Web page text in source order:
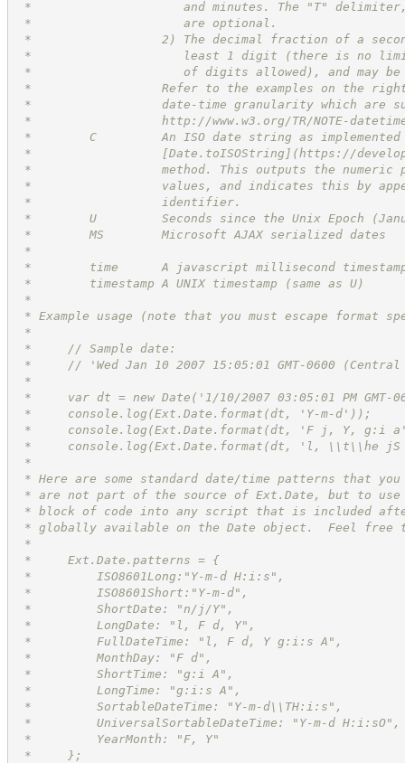
*                     and minutes. The "T"
*                     are optional.
*                  2) The decimal fraction of a
*                     least 1 digit (there is no limit
*                     of digits allowed), and may
*                  Refer to the examples on the
*                  date-time granularity which are
* http://www.w3.org/TR/NOTE-
*        C         An ISO date string as
*                  [Date.toISOString](https://
*                  method. This outputs the numeric
*                  values, and indicates this by
*                  identifier.
*        U         Seconds since the Unix Epoch
*        MS        Microsoft AJAX serialized dates
*
*        time      A javascript millisecond timestamp
*        timestamp A UNIX timestamp (same as
*
* Example usage (note that you must escape
*
*     // Sample date:
*     // 'Wed Jan 10 2007 15:05:01 GMT-0600
*
*     var dt = new Date('1/10/2007 03:05:01 PM GMT-
*     console.log(Ext.Date.format(dt, 'Y-m-d'));
*     console.log(Ext.Date.format(dt, 'F j, Y, g:i
*     console.log(Ext.Date.format(dt, 'l, \\t\\he jS
*
* Here are some standard date/time patterns that
* are not part of the source of Ext.Date, but to use
* block of code into any script that is included
* globally available on the Date object.  Feel free
*
*     Ext.Date.patterns = {
*         ISO8601Long:"Y-m-d H:i:s",
*         ISO8601Short:"Y-m-d",
*         ShortDate: "n/j/Y",
*         LongDate: "l, F d, Y",
*         FullDateTime: "l, F d, Y g:i:s A",
*         MonthDay: "F d",
*         ShortTime: "g:i A",
*         LongTime: "g:i:s A",
*         SortableDateTime: "Y-m-d\\TH:i:s",
*         UniversalSortableDateTime: "Y-m-d H:i:sO",
*         YearMonth: "F, Y"
*     };